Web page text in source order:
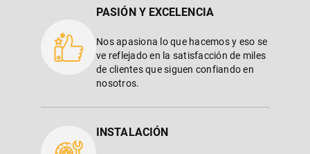
PASIÓN Y EXCELENCIA
Nos apasiona lo que hacemos y eso se
ve reflejado en la satisfacción de miles
de clientes que siguen confiando en
nosotros.
INSTALACIÓN